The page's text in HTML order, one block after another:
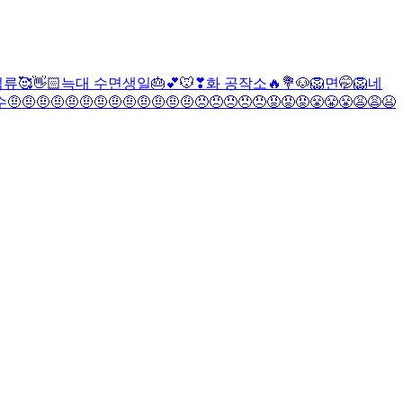
류🥰👋🏻늑대 수면생일🎂💕🐭❣화 공작소🔥💐🐶🦁면🤭🦁네
🤨🤨🤨🤨🤨🤨🤨🤨🤨🤨🤨🤨🤨😠😠😠😠😠😡😡😡😤😤😤😩😩😫